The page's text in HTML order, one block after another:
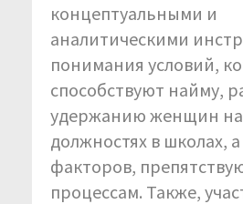
концептуальными и
аналитическими
понимания условий,
способствуют найму,
удержанию женщин
должностях в школах,
факторов,
процессам. Также,